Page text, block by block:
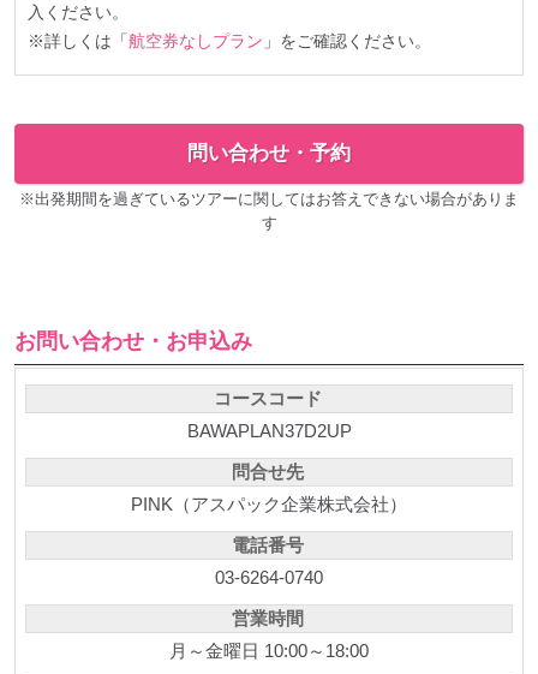
入ください。
※詳しくは「 航空券なしプラン 」をご確認ください。
問い合わせ・予約
※出発期間を過ぎているツアーに関してはお答えできない場合がありま
す
お問い合わせ・お申込み
コースコード
BAWAPLAN37D2UP
問合せ先
PINK（アスパック企業株式会社）
電話番号
03-6264-0740
営業時間
月～金曜日 10:00～18:00